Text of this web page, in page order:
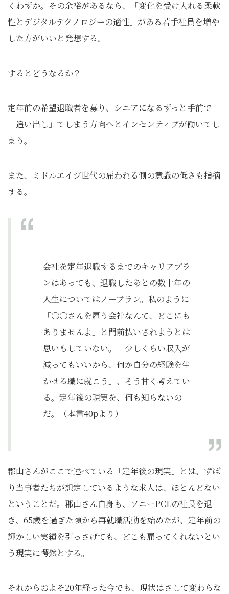
くわずか。その余裕があるなら、「変化を受け入れる柔軟
性とデジタルテクノロジーの適性」がある若手社員を増や
した方がいいと発想する。
するとどうなるか？
定年前の希望退職者を募り、シニアになるずっと手前で
「追い出し」てしまう方向へとインセンティブが働いてし
まう。
また、ミドルエイジ世代の雇われる側の意識の低さも指摘
する。
会社を定年退職するまでのキャリアプラ
ンはあっても、退職したあとの数十年の
人生についてはノープラン。私のように
「〇〇さんを雇う会社なんて、どこにも
ありませんよ」と門前払いされようとは
思いもしていない。「少しくらい収入が
減ってもいいから、何か自分の経験を生
かせる職に就こう」、そう甘く考えてい
る。定年後の現実を、何も知らないの
だ。（本書40pより）
郡山さんがここで述べている「定年後の現実」とは、ずば
り当事者たちが想定しているような求人は、ほとんどない
ということだ。郡山さん自身も、ソニーPCLの社長を退
き、65歳を過ぎた頃から再就職活動を始めたが、定年前の
輝かしい実績を引っさげても、どこも雇ってくれないとい
う現実に愕然とする。
それからおよそ20年経った今でも、現状はさして変わらな